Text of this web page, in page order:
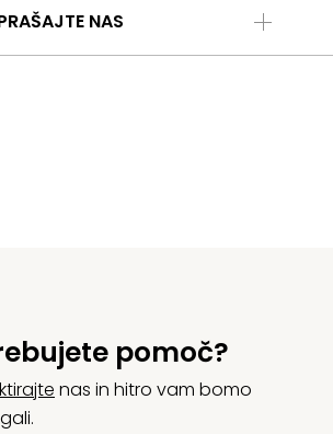
NAS
pomoč?
nas in hitro vam bomo